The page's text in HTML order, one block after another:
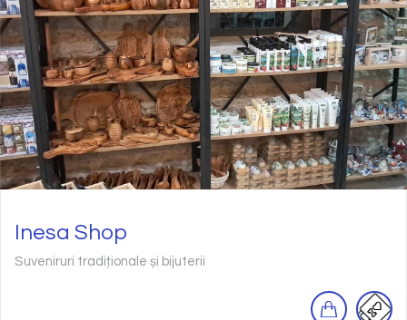
Inesa Shop
Suveniruri tradiționale și bijuterii